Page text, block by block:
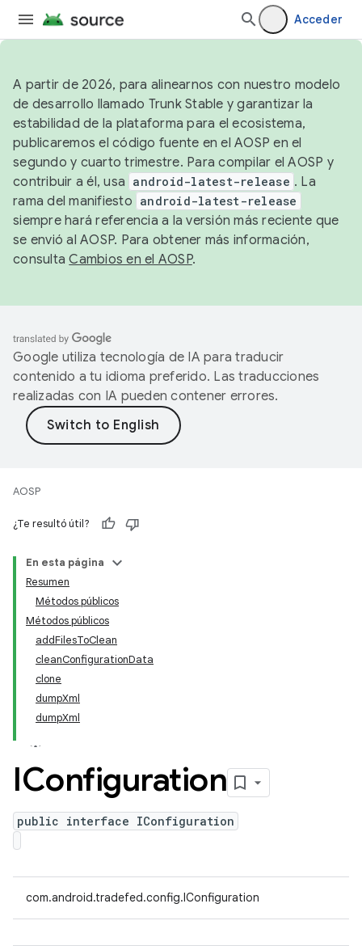
Acceder
A partir de 2026, para alinearnos con nuestro modelo
de desarrollo llamado Trunk Stable y garantizar la
estabilidad de la plataforma para el ecosistema,
publicaremos el código fuente en el AOSP en el
segundo y cuarto trimestre. Para compilar el AOSP y
contribuir a él, usa android-latest-release . La
rama del manifiesto android-latest-release
siempre hará referencia a la versión más reciente que
se envió al AOSP. Para obtener más información,
consultaCambios en el AOSP.
Google utiliza tecnología de IA para traducir
contenido a tu idioma preferido. Las traducciones
realizadas con IA pueden contener errores.
AOSP
¿Te resultó útil?
En esta página
Resumen
Métodos públicos
Métodos públicos
addFilesToClean
cleanConfigurationData
clone
dumpXml
dumpXml
IConfiguration
public interface IConfiguration
com.android.tradefed.config.IConfiguration